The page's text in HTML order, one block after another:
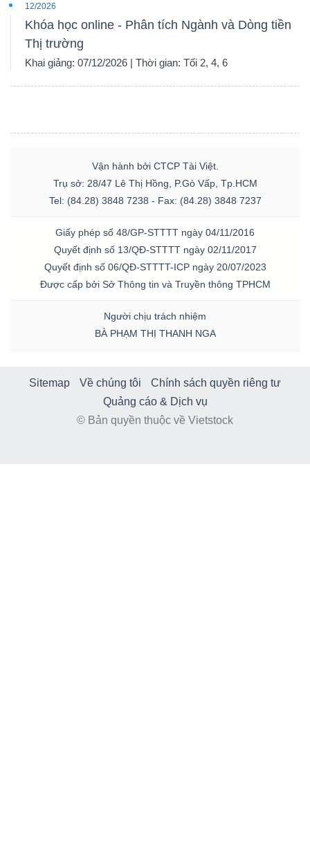
12/2026
Khóa học online - Phân tích Ngành và Dòng tiền
Thị trường
Khai giảng: 07/12/2026 | Thời gian: Tối 2, 4, 6
Vận hành bởi CTCP Tài Việt.
Trụ sở: 28/47 Lê Thị Hồng, P.Gò Vấp, Tp.HCM
Tel: (84.28) 3848 7238 - Fax: (84.28) 3848 7237
Giấy phép số 48/GP-STTTT ngày 04/11/2016
Quyết định số 13/QĐ-STTTT ngày 02/11/2017
Quyết định số 06/QĐ-STTTT-ICP ngày 20/07/2023
Được cấp bởi Sở Thông tin và Truyền thông TPHCM
Người chịu trách nhiệm
BÀ PHẠM THỊ THANH NGA
Sitemap Về chúng tôi
Chính sách quyền riêng tư
Quảng cáo & Dịch vụ
© Bản quyền thuộc về Vietstock